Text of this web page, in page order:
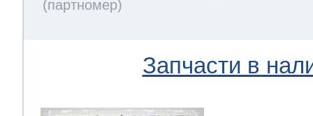
Запчасти в